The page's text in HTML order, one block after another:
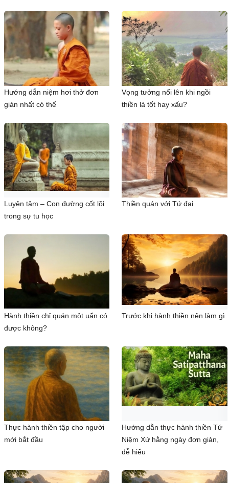
Hướng dẫn niệm hơi thở đơn
giản nhất có thể
Vọng tưởng nổi lên khi ngồi
thiền là tốt hay xấu?
Luyện tâm – Con đường cốt lõi
trong sự tu học
Thiền quán với Tứ đại
Hành thiền chỉ quán một uẩn có
được không?
Trước khi hành thiền nên làm gì
Thực hành thiền tập cho người
mới bắt đầu
Hướng dẫn thực hành thiền Tứ
Niệm Xứ hằng ngày đơn giản,
dễ hiểu